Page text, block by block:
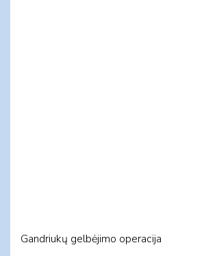
Gandriukų gelbėjimo operacija